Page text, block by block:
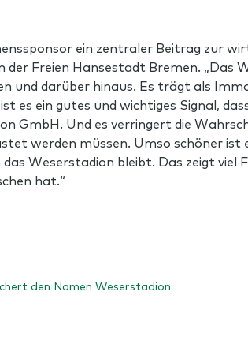
ein zentraler Beitrag zur
Freien Hansestadt Bremen. „Das
und darüber hinaus. Es trägt als
es ein gutes und wichtiges Signal,
GmbH. Und es verringert die
werden müssen. Umso schöner ist
Weserstadion bleibt. Das zeigt viel
hat.“
den Namen Weserstadion